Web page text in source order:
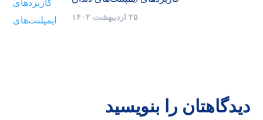
۲۵ اردیبهشت ۱۴۰۲
دیدگاهتان را بنویسید